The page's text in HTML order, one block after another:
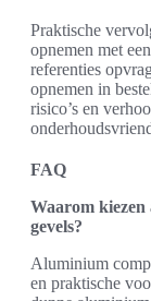
Praktische
opnemen met
referenties
opnemen in
risico’s en
FAQ
Waarom
gevels?
Aluminium
en praktische